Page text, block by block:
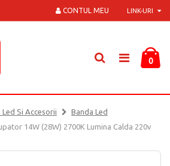
LINK-URI
CONTUL MEU
0
Led Si Accesorii
Banda Led
14W (28W) 2700K Lumina Calda 220v